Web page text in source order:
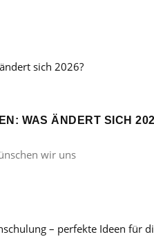
WAS ÄNDERT SICH
wir uns